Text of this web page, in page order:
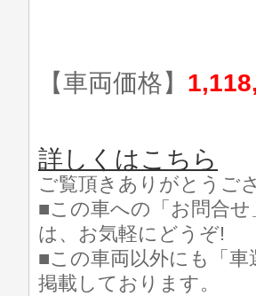
【車両価格】
詳しくはこちら
ご覧頂きありがとうご
■この車への「お問合
は、お気軽にどうぞ!
■この車両以外にも「
掲載しております。